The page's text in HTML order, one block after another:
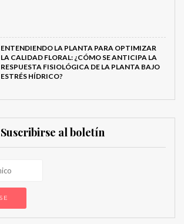
ENTENDIENDO LA PLANTA PARA OPTIMIZAR
LA CALIDAD FLORAL: ¿CÓMO SE ANTICIPA LA
RESPUESTA FISIOLÓGICA DE LA PLANTA BAJO
ESTRÉS HÍDRICO?
Suscribirse al boletín